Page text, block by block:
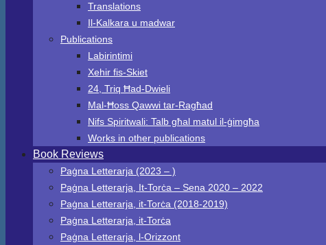
Translations
Il-Kalkara u madwar
Publications
Labirintimi
Xehir fis-Skiet
24, Triq Ħad-Dwieli
Mal-Ħoss Qawwi tar-Ragħad
Nifs Spiritwali: Talb għal matul il-ġimgħa
Works in other publications
Book Reviews
Paġna Letterarja (2023 – )
Paġna Letterarja, It-Torċa – Sena 2020 – 2022
Paġna Letterarja, it-Torċa (2018-2019)
Paġna Letterarja, it-Torċa
Paġna Letterarja, l-Orizzont